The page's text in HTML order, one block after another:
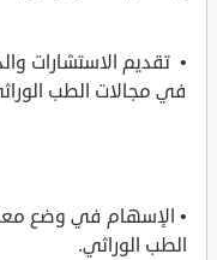
• تقديم الاستشارات
في مجالات الطب
• الإسهام في وضع
الطب الوراثي.